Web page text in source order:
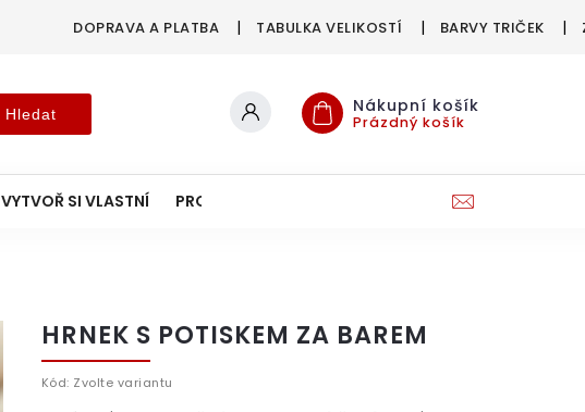
DOPRAVA A PLATBA TABULKA VELIKOSTÍ BARVY TRIČEK
Hledat Nákupní košík
Prázdný košík
VYTVOŘ SI VLASTNÍ PRO FIRMY & SPOLKY
HRNEK S POTISKEM ZA BAREM
Kód: Zvolte variantu